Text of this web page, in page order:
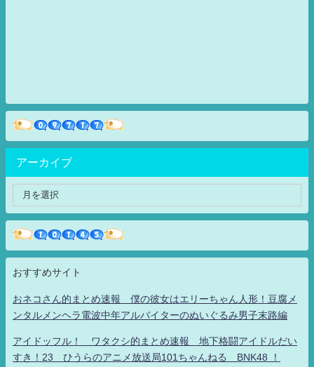
アーカイブ
おすすめサイト
おネコさん的まとめ速報 僕の彼女はエリーちゃん人形！豆腐メ
ンタルメンヘラ電波中年アルバイターのぬいぐるみ男子末路編
アイドッフル！ ワタクシ的まとめ速報 地下格闘アイドルだい
すき！23 ひうらのアニメ放送局101ちゃんねる BNK48 ！